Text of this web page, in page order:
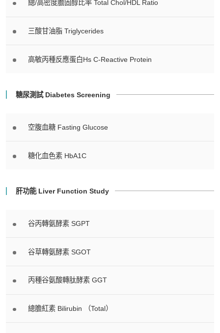
總/高密度膽固醇比率 Total Chol/HDL Ratio
三酸甘油脂 Triglycerides
高敏丙種反應蛋白Hs C-Reactive Protein
糖尿測試 Diabetes Screening
空腹血糖 Fasting Glucose
糖化血色素 HbA1C
肝功能 Liver Function Study
谷丙轉氨酵素 SGPT
谷草轉氨酵素 SGOT
丙種谷氨酸轉肽酵素 GGT
總膽紅素 Bilirubin （Total）